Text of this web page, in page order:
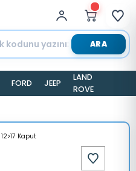
ARA
FORD JEEP
LAND
ROVER